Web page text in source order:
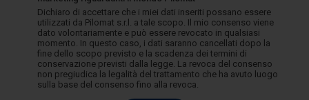
Dichiaro di accettare che i miei dati inseriti possano essere
utilizzati da Pilomat s.r.l. a tale scopo. Il mio consenso viene
dato volontariamente e può essere revocato in qualsiasi
momento. In questo caso, i dati saranno cancellati dopo la
fine dello scopo previsto e la scadenza dei termini di
conservazione previsti dalla legge. La revoca del consenso
non pregiudica la legalità del trattamento che ha avuto luogo
sulla base del consenso fino alla revoca.